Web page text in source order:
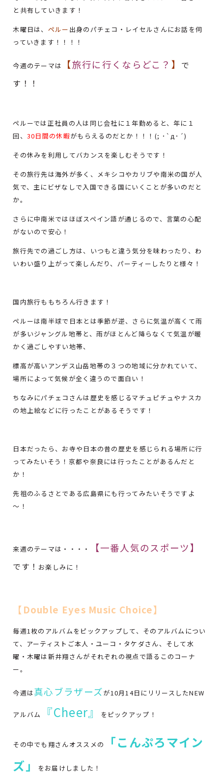
と共有していきます！
木曜日は、 ペルー 出身のパチェコ・レイセルさんにお話を伺
っていきます！！！！
今週のテーマは 【旅行に行くならどこ？ 】
で
す ！！
ペルーでは正社員の人は同じ会社に１年勤めると、年に１
回、 30日間の休暇がもらえるのだとか！！！(; ･`д･´)
その休みを利用してバカンスを楽しむそうです！
その旅行先は海外が多く、メキシコやカリブや南米の国が人
気で、主にビザなしで入国できる国にいくことが多いのだと
か。
さらに中南米ではほぼスペイン語が通じるので、言葉の心配
がないので安心！
旅行先での過ごし方は、いつもと違う気分を味わったり、わ
いわい盛り上がって楽しんだり、パーティーしたりと様々！
国内旅行ももちろん行きます！
ペルーは南半球で日本とは季節が逆、さらに気温が高くて雨
が多いジャングル地帯と、雨がほとんど降らなくて気温が暖
かく過ごしやすい地帯、
標高が高いアンデス山岳地帯の３つの地域に分かれていて、
場所によって気候が全く違うので面白い！
ちなみにパチェコさんは歴史を感じるマチュピチュやナスカ
の地上絵などに行ったことがあるそうです！
日本だったら、お寺や日本の昔の歴史を感じられる場所に行
ってみたいそう！京都や奈良には行ったことがあるんだと
か！
先祖のふるさとである広島県にも行ってみたいそうですよ
～！
来週のテーマは・・・・ 【一番人気のスポーツ】
です！ お楽しみに！
【Double Eyes Music Choice】
毎週1枚のアルバムをピックアップして、そのアルバムについ
て、アーティストご本人・ユーコ・タケダさん、そして水
曜・木曜は新井翔さんがそれぞれの視点で語るこのコーナ
ー。
今週は真心ブラザーズが10月14日にリリースしたNEW
アルバム 『Cheer』 をピックアップ！
その中でも翔さんオススメの
「こんぷろマイン
ズ」
をお届けしました！